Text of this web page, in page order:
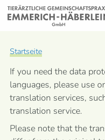
Zum
Inhalt
Startseite
If you need the data
languages, please use
translation services,
translation service.
Please note that the